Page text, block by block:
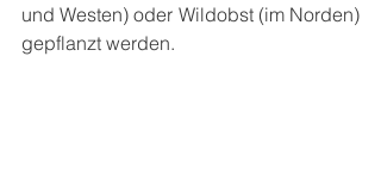
und Westen) oder Wildobst (im Norden)
gepflanzt werden.